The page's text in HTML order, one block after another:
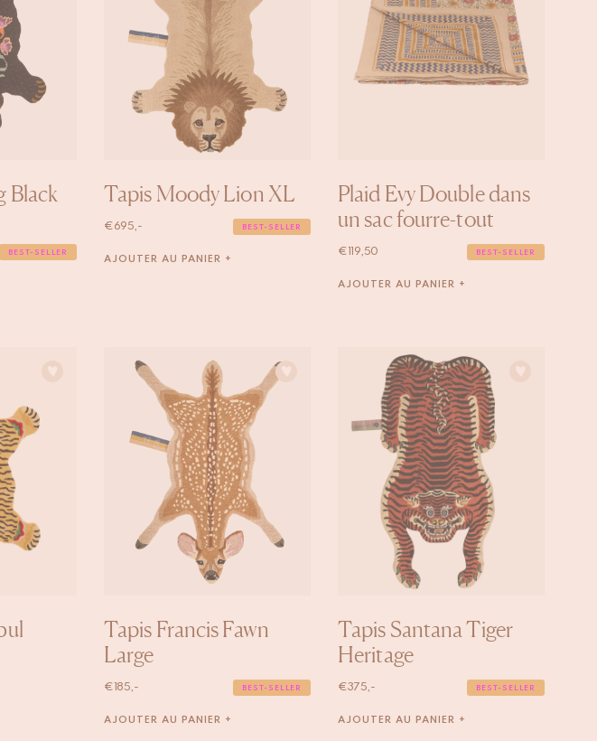
Black
BEST-SELLER
Tapis Moody Lion XL
€695,- BEST-SELLER
AJOUTER AU PANIER +
Plaid Evy Double dans
un sac fourre-tout
€ 119,50 BEST-SELLER
AJOUTER AU PANIER +
Tapis Francis Fawn
Large
€ 185,- BEST-SELLER
AJOUTER AU PANIER +
Tapis Santana Tiger
Heritage
€375,- BEST-SELLER
AJOUTER AU PANIER +